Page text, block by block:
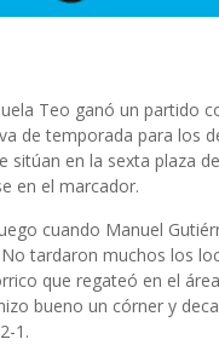
Teo ganó un partido
de temporada para los
sitúan en la sexta plaza
en el marcador.
cuando Manuel
tardaron muchos los
que regateó en el
bueno un córner y
1.